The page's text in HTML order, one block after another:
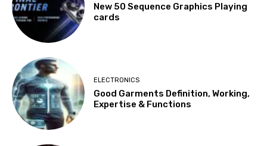
New 50 Sequence Graphics Playing
cards
ELECTRONICS
Good Garments Definition, Working,
Expertise & Functions